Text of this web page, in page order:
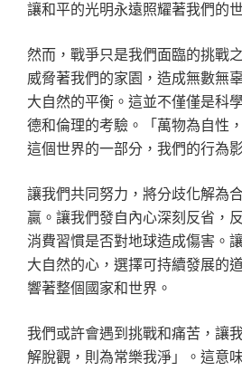
讓和平的光明永遠照耀著我們的
然而，戰爭只是我們面臨的挑戰
威脅著我們的家園，造成無數無
大自然的平衡。這並不僅僅是科
德和倫理的考驗。「萬物為自性
這個世界的一部分，我們的行為
讓我們共同努力，將分歧化解為
贏。讓我們發自內心深刻反省，
消費習慣是否對地球造成傷害。
大自然的心，選擇可持續發展的
響著整個國家和世界。
我們或許會遇到挑戰和痛苦，讓
解脫觀，則為常樂我淨」。這意